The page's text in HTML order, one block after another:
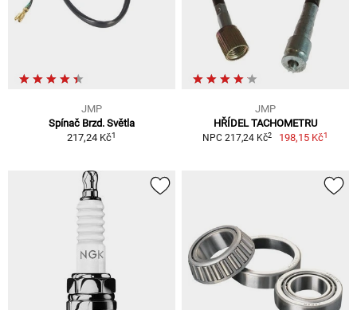
JMP
Spínač Brzd. Světla
217,24 Kč1
JMP
HŘÍDEL TACHOMETRU
NPC 217,24 Kč2 198,15 Kč1